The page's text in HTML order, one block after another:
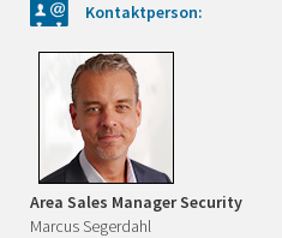
Kontaktperson:
Area Sales Manager Security
Marcus Segerdahl